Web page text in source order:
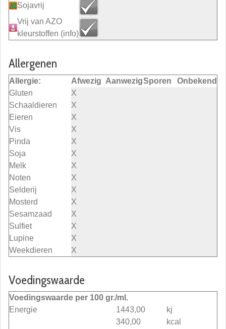
Sojavrij
Vrij van AZO
kleurstoffen (info)
Allergenen
Allergie: Afwezig AanwezigSporen
Onbekend
Gluten
X
Schaaldieren
X
Eieren
X
Vis
X
Pinda
X
Soja
X
Melk
X
Noten
X
Selderij
X
Mosterd
X
Sesamzaad
X
Sulfiet
X
Lupine
X
Weekdieren
X
Voedingswaarde
Voedingswaarde per 100 gr./ml.
Energie
1443,00
kj
340,00
kcal